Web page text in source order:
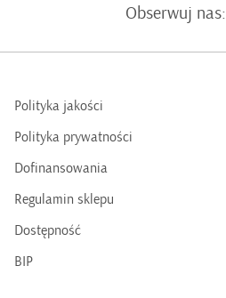
Obserwuj nas:
Polityka jakości
Polityka prywatności
Dofinansowania
Regulamin sklepu
Dostępność
BIP